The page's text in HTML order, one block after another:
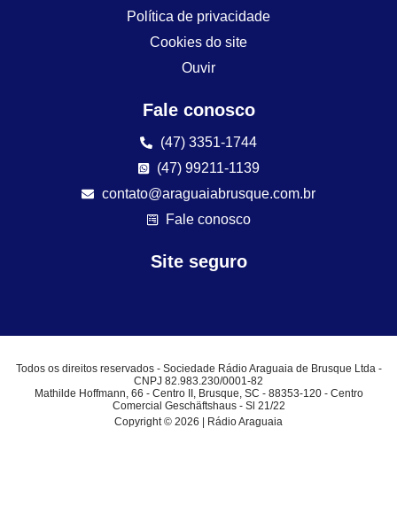
Política de privacidade
Cookies do site
Ouvir
Fale conosco
(47) 3351-1744
(47) 99211-1139
contato@araguaiabrusque.com.br
Fale conosco
Site seguro
Todos os direitos reservados - Sociedade Rádio Araguaia de Brusque Ltda -
CNPJ 82.983.230/0001-82
Mathilde Hoffmann, 66 - Centro II, Brusque, SC - 88353-120 - Centro
Comercial Geschäftshaus - Sl 21/22
Copyright © 2026 | Rádio Araguaia